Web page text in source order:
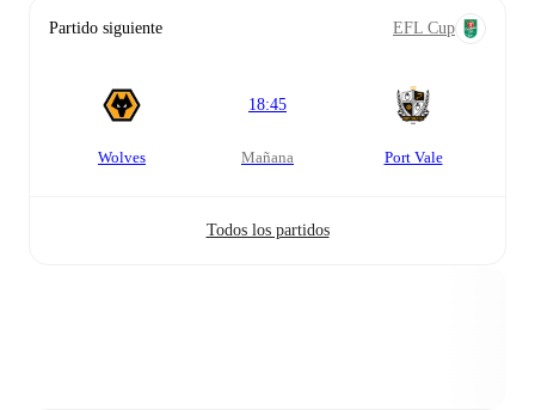
Partido siguiente EFL Cup
Wolves
18:45
mañana Port Vale
Todos los partidos